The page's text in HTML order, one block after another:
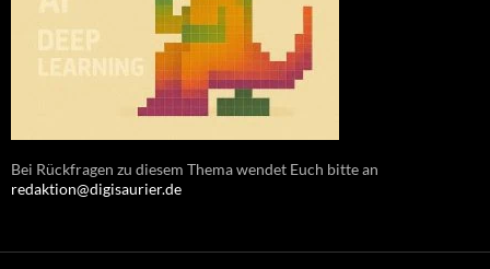
Bei Rückfragen zu diesem Thema wendet Euch bitte an
redaktion@digisaurier.de